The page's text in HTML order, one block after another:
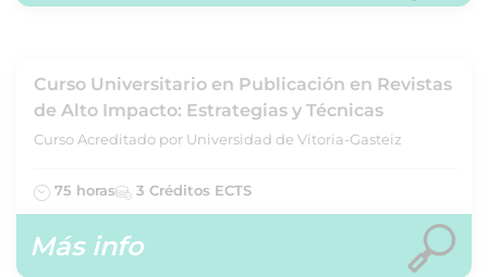
Curso Universitario en Publicación en Revistas
de Alto Impacto: Estrategias y Técnicas
Curso Acreditado por Universidad de Vitoria-Gasteiz
75 horas 3 Créditos ECTS
Más info